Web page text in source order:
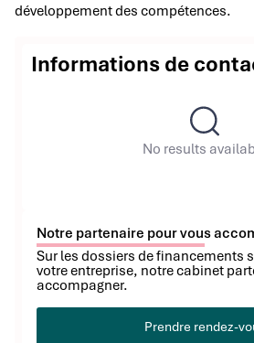
développement des compétences.
Informations de
No results
Notre partenaire pour vous
Sur les dossiers de financements
votre entreprise, notre cabinet
accompagner.
Prendre rendez-